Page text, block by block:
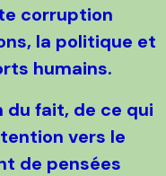
corruption
la politique et
humains.
fait, de ce qui
vers le
de pensées